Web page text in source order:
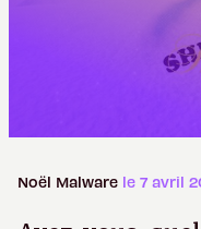
Noël Malware le 7 avril